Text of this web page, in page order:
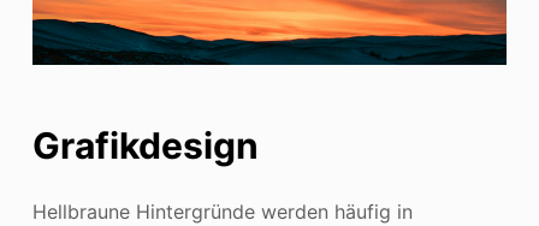
Grafikdesign
Hellbraune Hintergründe werden häufig in